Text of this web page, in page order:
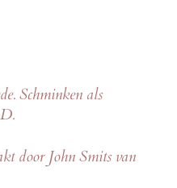
Schminken als
door John Smits van